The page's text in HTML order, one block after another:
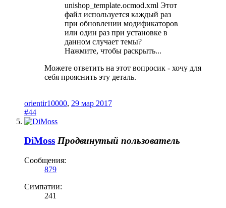
unishop_template.ocmod.xml Этот
файл используется каждый раз
при обновлении модификаторов
или один раз при установке в
данном случает темы?
Нажмите, чтобы раскрыть...
Можете ответить на этот вопросик - хочу для
себя прояснить эту деталь.
orientir10000, 29 мар 2017
#44
DiMoss Продвинутый пользователь
Сообщения:
879
Симпатии:
241